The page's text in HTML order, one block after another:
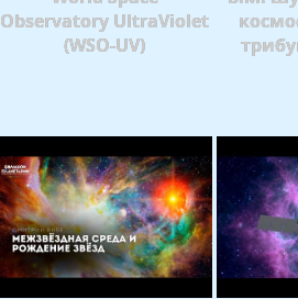
Observatory UltraViolet
(WSO-UV)